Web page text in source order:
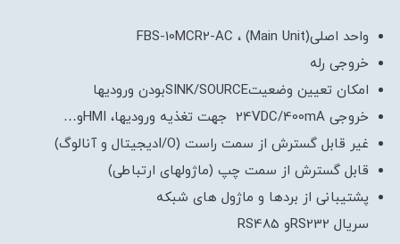
واحد اصلی(Main Unit) ، FBS-10MCR2-AC
خروجی رله
امکان تعیین وضعیتSINK/SOURCEبودن ورودیها
خروجی 24VDC/400mA جهت تغذیه ورودیها، HMIو…
غیر قابل گسترش از سمت راست (I/Oدیجیتال و آنالوگ)
قابل گسترش از سمت چپ (ماژولهای ارتباطی)
پشتیبانی از بردها و ماژول های شبکه
سریال RS232و RS485